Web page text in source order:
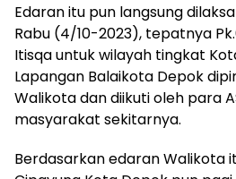
Edaran itu pun langsung
Rabu (4/10-2023), tepatnya
Itisqa untuk wilayah tingkat
Lapangan Balaikota Depok
Walikota dan diikuti oleh para
masyarakat sekitarnya.
Berdasarkan edaran Walikota